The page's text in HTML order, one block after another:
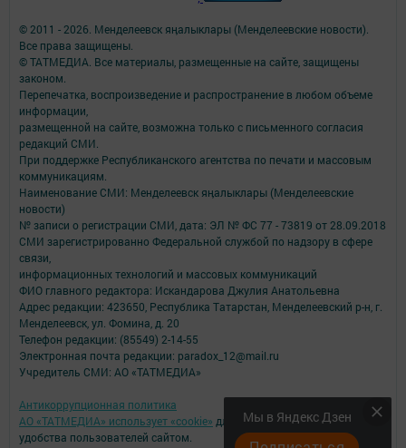
Мы в Яндекс Дзен
© 2011 - 2026. Менделеевск яӊалыклары (Менделеевские новости).
Все права защищены.
© ТАТМЕДИА. Все материалы, размещенные на сайте, защищены
законом.
Перепечатка, воспроизведение и распространение в любом объеме
информации,
размещенной на сайте, возможна только с письменного согласия
редакций СМИ.
При поддержке Республиканского агентства по печати и массовым
коммуникациям.
Наименование СМИ: Менделеевск яӊалыклары (Менделеевские
новости)
№ записи о регистрации СМИ, дата: ЭЛ № ФС 77 - 73819 от 28.09.2018
СМИ зарегистрированно Федеральной службой по надзору в сфере
связи,
информационных технологий и массовых коммуникаций
ФИО главного редактора: Искандарова Джулия Анатольевна
Адрес редакции: 423650, Республика Татарстан, Менделеевский р-н, г.
Менделеевск, ул. Фомина, д. 20
Телефон редакции: (85549) 2-14-55
Электронная почта редакции: paradox_12@mail.ru
Учредитель СМИ: АО «ТАТМЕДИА»
Антикоррупционная политика
АО «ТАТМЕДИА» использует «cookie» для персонализации сервисов и
удобства пользователей сайтом.